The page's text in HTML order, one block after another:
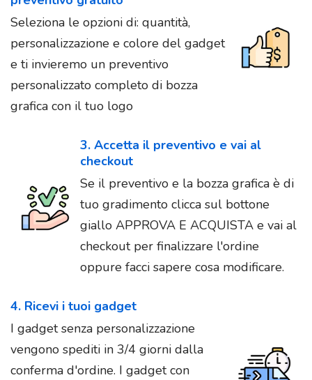
Seleziona le opzioni di: quantità,
personalizzazione e colore del gadget
e ti invieremo un preventivo
personalizzato completo di bozza
grafica con il tuo logo
3. Accetta il preventivo e vai al
checkout
Se il preventivo e la bozza grafica è di
tuo gradimento clicca sul bottone
giallo APPROVA E ACQUISTA e vai al
checkout per finalizzare l'ordine
oppure facci sapere cosa modificare.
4. Ricevi i tuoi gadget
I gadget senza personalizzazione
vengono spediti in 3/4 giorni dalla
conferma d'ordine. I gadget con